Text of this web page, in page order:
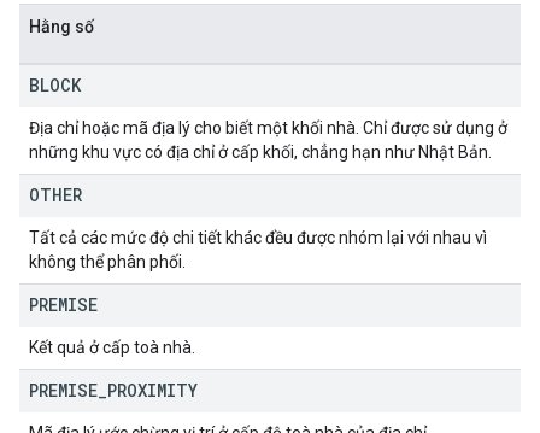
Hằng số
BLOCK
Địa chỉ hoặc mã địa lý cho biết một khối nhà. Chỉ được sử dụng ở
những khu vực có địa chỉ ở cấp khối, chẳng hạn như Nhật Bản.
OTHER
Tất cả các mức độ chi tiết khác đều được nhóm lại với nhau vì
không thể phân phối.
PREMISE
Kết quả ở cấp toà nhà.
PREMISE PROXIMITY